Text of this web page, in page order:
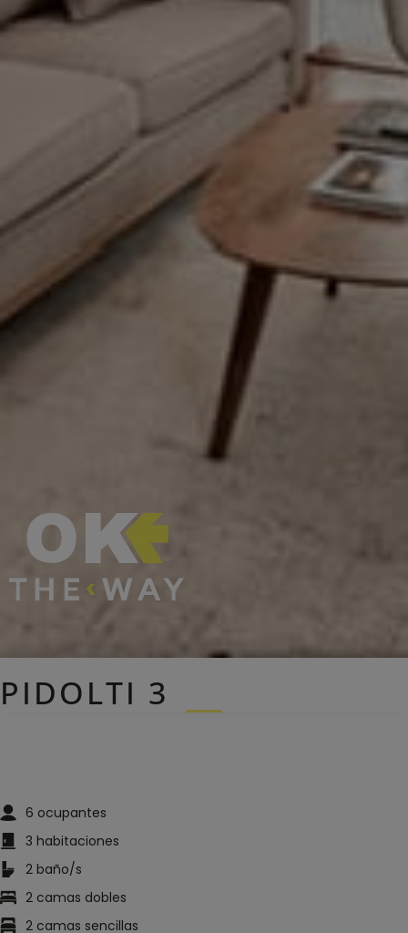
PIDOLTI 3
6 ocupantes
3 habitaciones
2 baño/s
2 camas dobles
2camas sencillas